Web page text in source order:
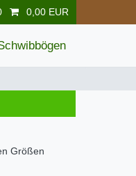
0,00 EUR
Größen